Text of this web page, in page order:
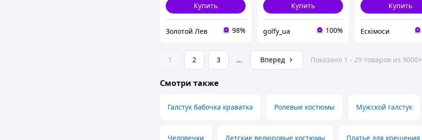
Купить
Золотой Лев 98%
Купить
golfy_ua 100%
Купить
Ескімоси
1 2 3 ... Вперед Показано 1 - 29 товаров из 9000+
Смотри также
Галстук бабочка краватка Ролевые костюмы Мужской галстук
Человечки Детские велюровые костюмы Платье для крещения